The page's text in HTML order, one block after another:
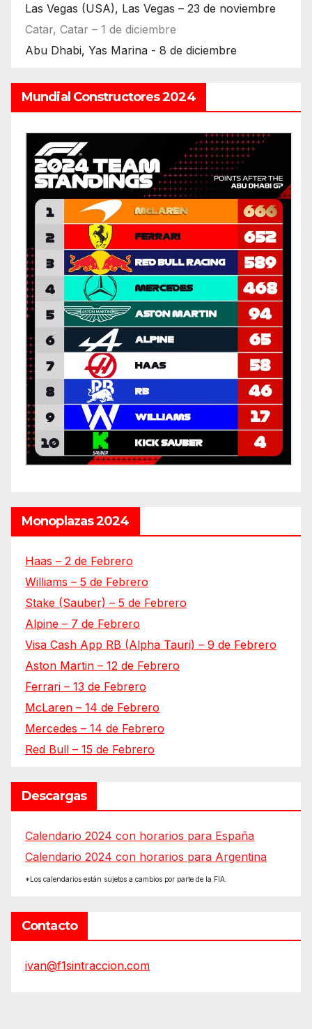
Las Vegas (USA), Las Vegas – 23 de noviembre
Catar, Catar – 1 de diciembre
Abu Dhabi, Yas Marina - 8 de diciembre
Mundial Constructores 2024
Monoplazas 2024
Haas – 2 de Febrero
Williams – 5 de Febrero
Stake (Sauber) – 5 de Febrero
Alpine – 7 de Febrero
Visa Cash App RB (Alpha Tauri) – 9 de Febrero
Aston Martin – 12 de Febrero
Ferrari – 13 de Febrero
McLaren – 14 de Febrero
Mercedes – 14 de Febrero
Red Bull – 15 de Febrero
Descargas
Calendario 2024 con horarios para España
Calendario 2024 con horarios para Argentina
*Los calendarios están sujetos a cambios por parte de la FIA.
Contacto
ivan@f1sintraccion.com